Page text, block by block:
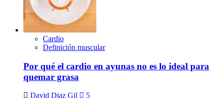
Cardio
Definición muscular
Por qué el cardio en ayunas no es lo ideal para
quemar grasa
David Diaz Gil
5